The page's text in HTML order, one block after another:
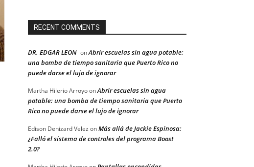
RECENT COMMENTS
DR. EDGAR LEON onAbrir escuelas sin agua potable:
una bomba de tiempo sanitaria que Puerto Rico no
puede darse el lujo de ignorar
Martha Hilerio ArroyoonAbrir escuelas sin agua
potable: una bomba de tiempo sanitaria que Puerto
Rico no puede darse el lujo de ignorar
Edison Denizard Velez onMás allá de Jackie Espinosa:
¿Falló el sistema de controles del programa Boost
2.0?